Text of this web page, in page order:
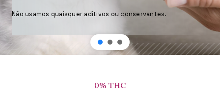
Não usamos quaisquer aditivos ou conservantes.
0% THC